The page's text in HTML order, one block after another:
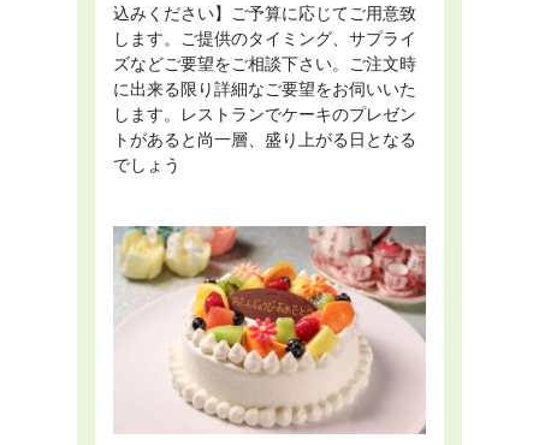
込みください】ご予算に応じてご用意致
します。ご提供のタイミング、サプライ
ズなどご要望をご相談下さい。ご注文時
に出来る限り詳細なご要望をお伺いいた
します。レストランでケーキのプレゼン
トがあると尚一層、盛り上がる日となる
でしょう